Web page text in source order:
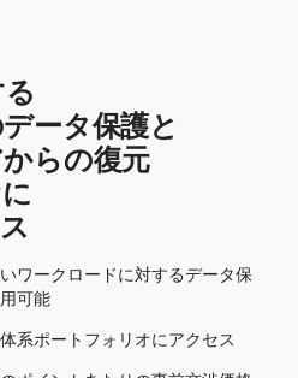
ータ保護と
らの復元
ワークロードに対するデータ保
可能
系ポートフォリオにアクセス